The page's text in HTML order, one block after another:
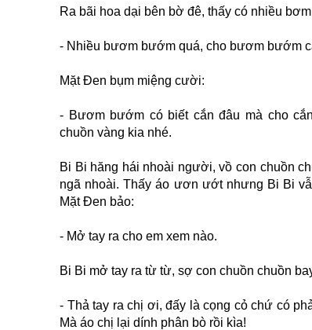
Ra bãi hoa dại bên bờ đê, thấy có nhiều
- Nhiều bươm bướm quá, cho bươm bướm
Mặt Đen bụm miệng cười:
- Bươm bướm có biết cắn đâu mà cho
chuồn vàng kia nhé.
Bi Bi hăng hái nhoài người, vồ con chuồn
ngã nhoài. Thấy áo ươn ướt nhưng Bi Bi
Mặt Đen bảo:
- Mở tay ra cho em xem nào.
Bi Bi mở tay ra từ từ, sợ con chuồn chuồn
- Thả tay ra chị ơi, đấy là cọng cỏ chứ có
Mà áo chị lại dính phân bò rồi kìa!